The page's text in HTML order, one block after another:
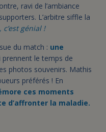
ravi de l’ambiance
L’arbitre siffle la
c’est génial !
du match : une
prennent le temps de
photos souvenirs. Mathis
préférés ! En
ces moments
d’affronter la maladie.